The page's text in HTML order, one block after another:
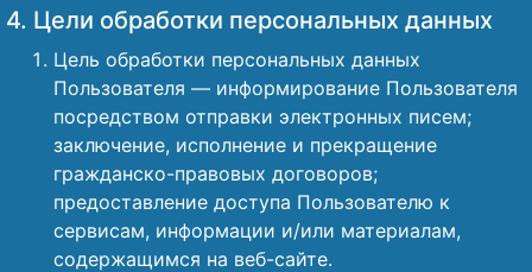
4. Цели обработки персональных данных
Цель обработки персональных данных
Пользователя — информирование Пользователя
посредством отправки электронных писем;
заключение, исполнение и прекращение
гражданско-правовых договоров;
предоставление доступа Пользователю к
сервисам, информации и/или материалам,
содержащимся на веб-сайте.